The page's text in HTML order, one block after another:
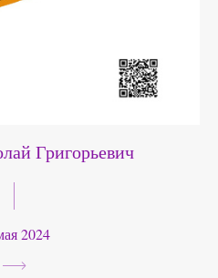
Григорьевич
2024